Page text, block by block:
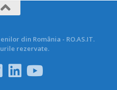
din România - RO.AS.IT.
rezervate.